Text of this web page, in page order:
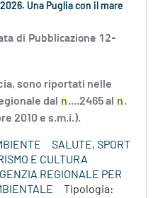
Una Puglia con il mare
di Pubblicazione 12-
sono riportati nelle
dal n....2465 al n.
2010 e s.m.i.).
SALUTE, SPORT
E CULTURA
REGIONALE PER
Tipologia: